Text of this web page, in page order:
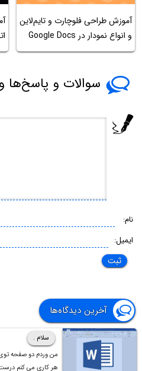
آموزش طراحی فلوچارت و تایم‌لاین
و انواع نمودار در Google Docs
سوالات و پاسخ‌ها
نام:
ایمیل:
آخرین دیدگاه‌ها
سلام .
من وردم دو صفحه
هر کاری می کنم